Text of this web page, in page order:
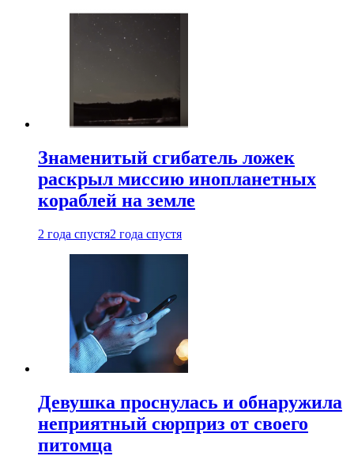
Знаменитый сгибатель ложек
раскрыл миссию инопланетных
кораблей на земле
2 года спустя2 года спустя
Девушка проснулась и обнаружила
неприятный сюрприз от своего
питомца